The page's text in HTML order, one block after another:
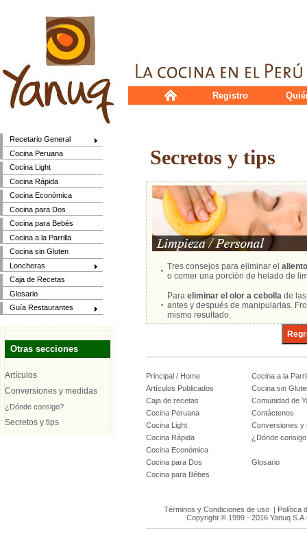
Recetario General
Cocina Peruana
Cocina Light
Cocina Rápida
Cocina Económica
Cocina para Dos
Cocina para Bebés
Cocina a la Parrilla
Cocina sin Gluten
Loncheras
Caja de Recetas
Glosario
Guía Restaurantes
Otras secciones
Artículos
Conversiones y medidas
¿Dónde consigo?
Secretos y tips
Registro
Secretos y tips
Tres consejos para eliminar el
o comer una porción de helado de
Para eliminar el olor a cebolla de
antes y después de manipularlas.
mismo resultado.
Principal / Home
Cocina a la
Artículos Publicados
Cocina sin
Caja de recetas
Comunidad de
Cocina Peruana
Contáctenos
Cocina Light
Conversiones y
Cocina Rápida
¿Dónde
Cocina Económica
Cocina para Dos
Glosario
Cocina para Bébes
Términos y Condiciones de uso| Política
Copyright © 1999 - 2016 Yanuq